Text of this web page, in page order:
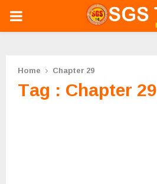
PRIMARY
Home Chapter 29
Tag : Chapter 29